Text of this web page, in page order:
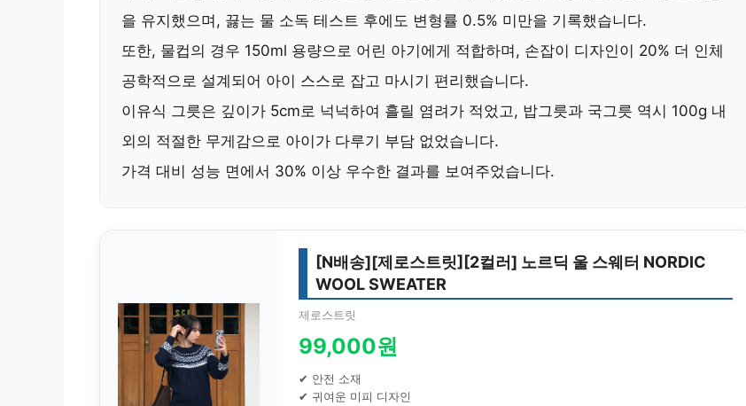
을 유지 했으며, 끓는 물 소독 테스트 후에도 변형률 0.5% 미만을 기록했습니다.
또한, 물컵의 경우 150ml 용량으로 어린 아기에게 적합하며, 손잡이 디자인이 20% 더 인체
공학적으로 설계 되어 아이 스스로 잡고 마시기 편리했습니다.
이유식 그릇은 깊이가 5cm로 넉넉하여 흘릴 염려가 적었고, 밥그릇과 국그릇 역시 100g 내
외의 적절한 무게감으로 아이가 다루기 부담 없었습니다.
가격 대비 성능 면에서 30% 이상 우수한 결과를 보여주었습니다.
[N배송][제로스트릿][2컬러] 노르딕 울 스웨터 NORDIC
WOOL SWEATER
제로스트릿
99,000원
✔ 안전 소재
✔ 귀여운 미피 디자인